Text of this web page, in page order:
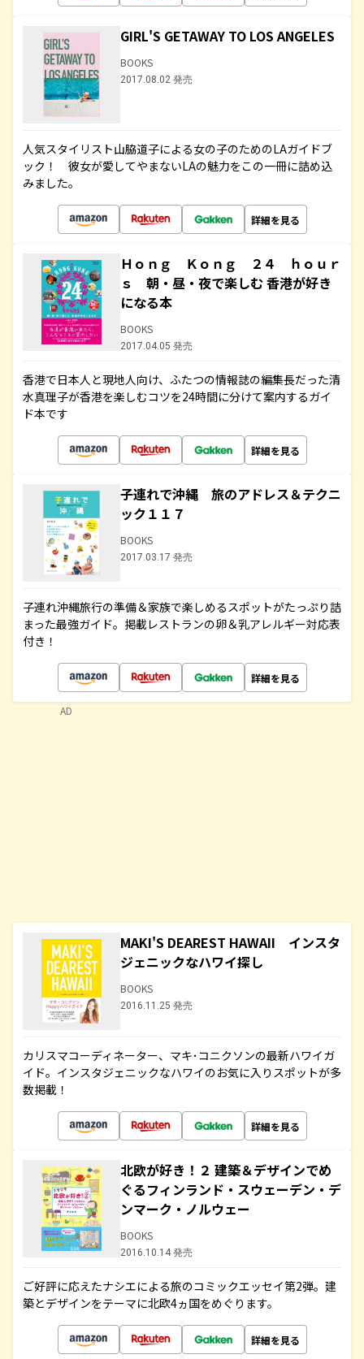
GIRL'S GETAWAY TO LOS ANGELES
BOOKS
2017.08.02 発売
人気スタイリスト山脇道子による女の子のためのLAガイドブ
ック！ 彼女が愛してやまないLAの魅力をこの一冊に詰め込
みました。
詳細を見る
Ｈｏｎｇ Ｋｏｎｇ ２４ ｈｏｕｒ
ｓ 朝・昼・夜で楽しむ 香港が好き
になる本
BOOKS
2017.04.05 発売
香港で日本人と現地人向け、ふたつの情報誌の編集長だった清
水真理子が香港を楽しむコツを24時間に分けて案内するガイ
ド本です
詳細を見る
子連れで沖縄 旅のアドレス＆テクニ
ック１１７
BOOKS
2017.03.17 発売
子連れ沖縄旅行の準備＆家族で楽しめるスポットがたっぷり詰
まった最強ガイド。掲載レストランの卵＆乳アレルギー対応表
付き！
詳細を見る
MAKI'S DEAREST HAWAII インスタ
ジェニックなハワイ探し
BOOKS
2016.11.25 発売
カリスマコーディネーター、マキ･コニクソンの最新ハワイガ
イド。インスタジェニックなハワイのお気に入りスポットが多
数掲載！
詳細を見る
北欧が好き！２ 建築＆デザインでめ
ぐるフィンランド・スウェーデン・デ
ンマーク・ノルウェー
BOOKS
2016.10.14 発売
ご好評に応えたナシエによる旅のコミックエッセイ第2弾。建
築とデザインをテーマに北欧4ヵ国をめぐります。
詳細を見る
AD